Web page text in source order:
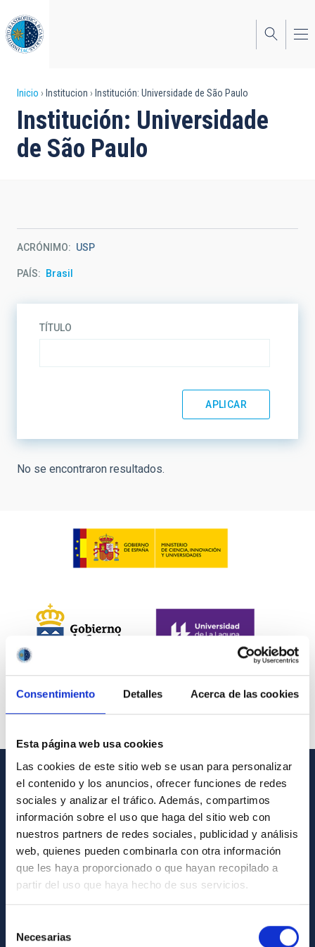
Consentimiento Detalles Acerca de las cookies
Esta página web usa cookies
Las cookies de este sitio web se usan para personalizar
el contenido y los anuncios, ofrecer funciones de redes
sociales y analizar el tráfico. Además, compartimos
información sobre el uso que haga del sitio web con
nuestros partners de redes sociales, publicidad y análisis
web, quienes pueden combinarla con otra información
que les haya proporcionado o que hayan recopilado a
partir del uso que haya hecho de sus servicios.
Necesarias
al
contenido
principal
Sobrescribir
enlaces
de
navegación
Inicio Institucion Institución: Universidade de São Paulo
Institución: Universidade
de São Paulo
ACRÓNIMO USP
PAÍS Brasil
TÍTULO
No se encontraron resultados.
INFORMACIÓN GENERAL
Contacto
Cómo llegar al IAC
Directorio de personal
Biblioteca